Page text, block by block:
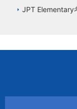
JPT Elementary